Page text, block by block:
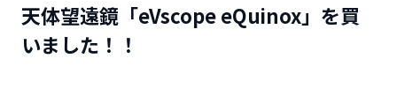
天体望遠鏡「eVscope eQuinox」を買
いました！！